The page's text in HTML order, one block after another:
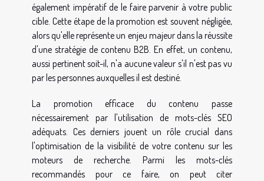
également impératif de le faire parvenir à votre public
cible. Cette étape de la promotion est souvent négligée,
alors qu'elle représente un enjeu majeur dans la réussite
d'une stratégie de contenu B2B. En effet, un contenu,
aussi pertinent soit-il, n'a aucune valeur s'il n'est pas vu
par les personnes auxquelles il est destiné.
La promotion efficace du contenu passe
nécessairement par l'utilisation de mots-clés SEO
adéquats. Ces derniers jouent un rôle crucial dans
l'optimisation de la visibilité de votre contenu sur les
moteurs de recherche. Parmi les mots-clés
recommandés pour ce faire, on peut citer